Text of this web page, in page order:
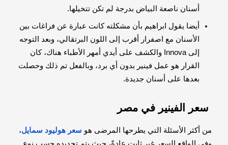
أسنان ناصعة البياض بدرجة لم تكن تتخيلها.
أيضا يقول ابراهيم بأن مشكلته كانت عبارة عن فراغات بين
الأسنان مع اصفرار أقرب إلى اللون البرتقالي، وبعد التوجه
إلى Innova والكشف على أيدي أمهر الأطباء هناك، كان
القرار هو عمل فينير بدون أي برد، وبالفعل تم ذلك وحصلت
بعدها على أسنان جديدة.
سعر الفينير في مصر
من أكثر الأسئلة التي يطرحها المرضى هو سعر هوليود سمايل،